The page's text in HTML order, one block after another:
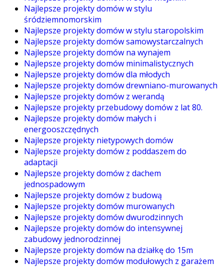
Najlepsze projekty domów w stylu
śródziemnomorskim
Najlepsze projekty domów w stylu staropolskim
Najlepsze projekty domów samowystarczalnych
Najlepsze projekty domów na wynajem
Najlepsze projekty domów minimalistycznych
Najlepsze projekty domów dla młodych
Najlepsze projekty domów drewniano-murowanych
Najlepsze projekty domów z werandą
Najlepsze projekty przebudowy domów z lat 80.
Najlepsze projekty domów małych i
energooszczędnych
Najlepsze projekty nietypowych domów
Najlepsze projekty domów z poddaszem do
adaptacji
Najlepsze projekty domów z dachem
jednospadowym
Najlepsze projekty domów z budową
Najlepsze projekty domów murowanych
Najlepsze projekty domów dwurodzinnych
Najlepsze projekty domów do intensywnej
zabudowy jednorodzinnej
Najlepsze projekty domów na działkę do 15m
Najlepsze projekty domów modułowych z garażem